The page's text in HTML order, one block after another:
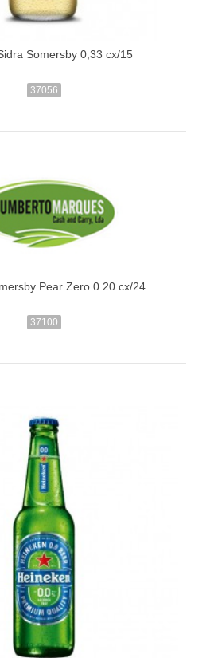
Somersby 0,33 cx/15
37056
Pear Zero 0.20 cx/24
37100